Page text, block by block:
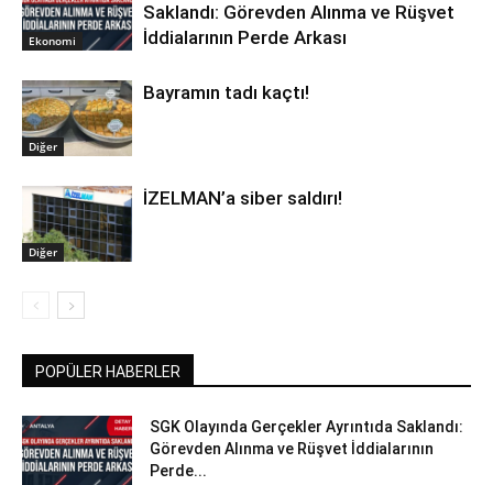
Ekonomi
Saklandı: Görevden Alınma ve Rüşvet
İddialarının Perde Arkası
Diğer
Bayramın tadı kaçtı!
Diğer
İZELMAN’a siber saldırı!
POPÜLER HABERLER
SGK Olayında Gerçekler Ayrıntıda Saklandı:
Görevden Alınma ve Rüşvet İddialarının
Perde...